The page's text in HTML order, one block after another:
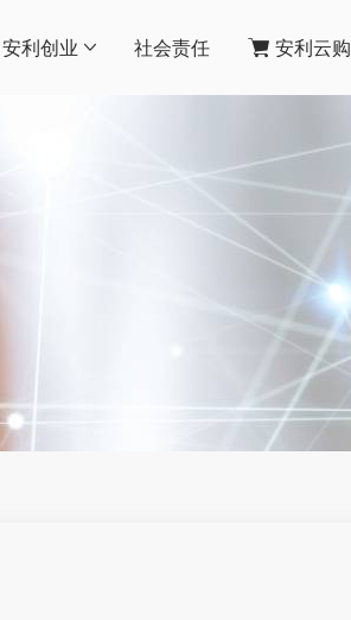
安利创业 社会责任 安利云购